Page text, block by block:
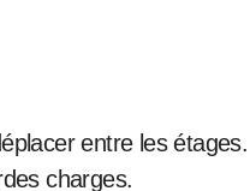
entre les étages.
charges.